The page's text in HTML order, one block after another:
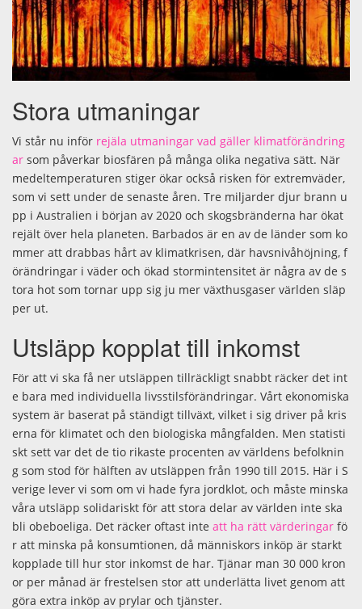
Stora utmaningar
Vi står nu inför rejäla utmaningar vad gäller klimatförändring
ar som påverkar biosfären på många olika negativa sätt. När
medeltemperaturen stiger ökar också risken för extremväder,
som vi sett under de senaste åren. Tre miljarder djur brann u
pp i Australien i början av 2020 och skogsbränderna har ökat
rejält över hela planeten. Barbados är en av de länder som ko
mmer att drabbas hårt av klimatkrisen, där havsnivåhöjning, f
örändringar i väder och ökad stormintensitet är några av de s
tora hot som tornar upp sig ju mer växthusgaser världen släp
per ut.
Utsläpp kopplat till inkomst
För att vi ska få ner utsläppen tillräckligt snabbt räcker det int
e bara med individuella livsstilsförändringar. Vårt ekonomiska
system är baserat på ständigt tillväxt, vilket i sig driver på kris
erna för klimatet och den biologiska mångfalden. Men statisti
skt sett var det de tio rikaste procenten av världens befolknin
g som stod för hälften av utsläppen från 1990 till 2015. Här i S
verige lever vi som om vi hade fyra jordklot, och måste minska
våra utsläpp solidariskt för att stora delar av världen inte ska
bli obeboeliga. Det räcker oftast inte att ha rätt värderingar fö
r att minska på konsumtionen, då människors inköp är starkt
kopplade till hur stor inkomst de har. Tjänar man 30 000 kron
or per månad är frestelsen stor att underlätta livet genom att
göra extra inköp av prylar och tjänster.